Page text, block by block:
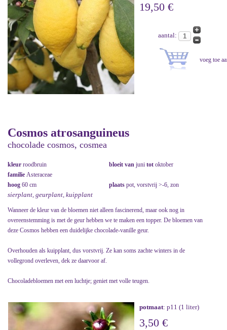
19,50 €
aantal:
Cosmos atrosanguineus
chocolade cosmos, cosmea
kleur roodbruin bloeit van juni tot oktober
familie Asteraceae
hoog 60 cm plaats pot, vorstvrij >-6, zon
sierplant, geurplant, kuipplant
Wanneer de kleur van de bloemen niet alleen fascinerend, maar ook nog in
overeenstemming is met de geur hebben we te maken een topper. De bloemen van
deze Cosmos hebben een duidelijke chocolade-vanille geur.
Overhouden als kuipplant, dus vorstvrij. Ze kan soms zachte winters in de
vollegrond overleven, dek ze daarvoor af.
Chocoladebloemen met een luchtje; geniet met volle teugen.
potmaat: p11 (1 liter)
3,50 €